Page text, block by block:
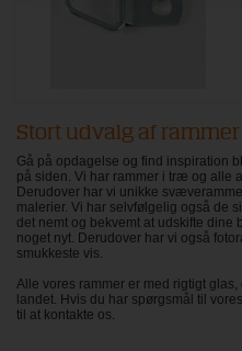
Stort udvalg af rammer
Gå på opdagelse og find inspiration
på siden. Vi har rammer i træ og alle
Derudover har vi unikke
malerier. Vi har selvfølgelig også de
det nemt og bekvemt at udskifte dine
noget nyt. Derudover har vi også
smukkeste vis.
Alle vores rammer er med rigtigt
landet. Hvis du har spørgsmål til
til at kontakte os.